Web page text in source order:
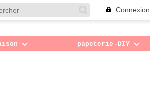
Connexion
papeterie-DIY